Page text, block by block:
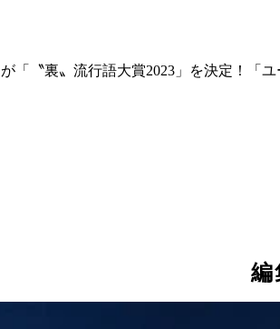
「〝裏〟流行語大賞2023」を決定！「
編